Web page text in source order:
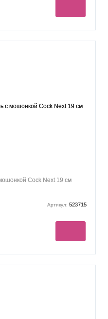
Cock Next 19 см
Артикул: 523715